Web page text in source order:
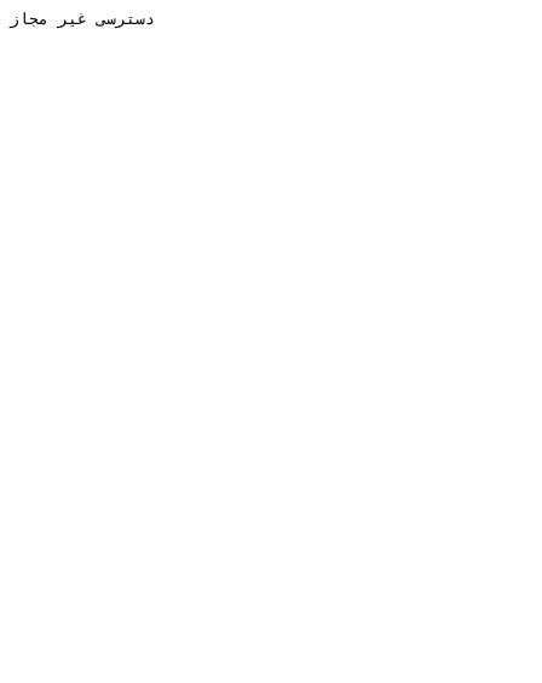
دسترسی غیر مجاز